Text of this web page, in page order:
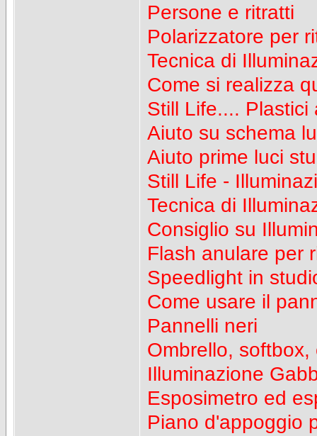
Persone e ritratti
Polarizzatore per
Tecnica di
Come si realizza
Still Life.... Plastici
Aiuto su schema
Aiuto prime luci
Still Life -
Tecnica di
Consiglio su
Flash anulare per
Speedlight in
Come usare il
Pannelli neri
Ombrello,
Illuminazione
Esposimetro ed
Piano d'appoggio